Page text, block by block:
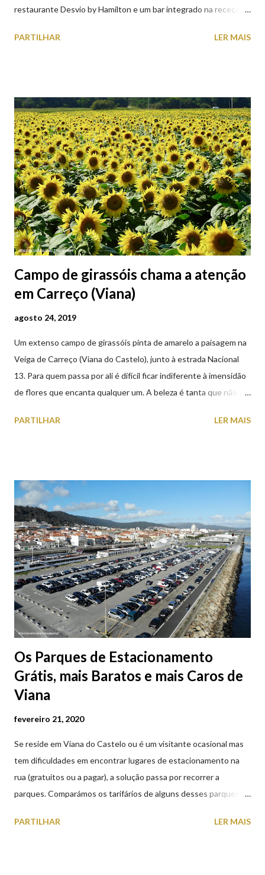
restaurante Desvio by Hamilton e um bar integrado na receção,
peças históricas cedidas pela IP Património que homenageiam a
PARTILHAR LER MAIS
Campo de girassóis chama a atenção
em Carreço (Viana)
agosto 24, 2019
Um extenso campo de girassóis pinta de amarelo a paisagem na
Veiga de Carreço (Viana do Castelo), junto à estrada Nacional
13. Para quem passa por ali é difícil ficar indiferente à imensidão
de flores que encanta qualquer um. A beleza é tanta que não
aproveite a paisagem como cenário para tirar algumas
PARTILHAR LER MAIS
Os Parques de Estacionamento
Grátis, mais Baratos e mais Caros de
Viana
fevereiro 21, 2020
Se reside em Viana do Castelo ou é um visitante ocasional mas
tem dificuldades em encontrar lugares de estacionamento na
rua (gratuitos ou a pagar), a solução passa por recorrer a
parques. Comparámos os tarifários de alguns desses parques de
subterrâneos) perto do centro da cidade (entenda-se por
PARTILHAR LER MAIS